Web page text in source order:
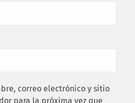
correo electrónico y sitio
para la próxima vez que